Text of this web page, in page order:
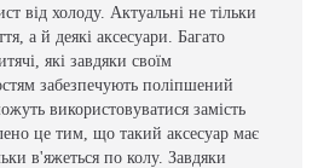
від холоду. Актуальні не тільки
а й деякі аксесуари. Багато
які завдяки своїм
забезпечують поліпшений
використовуватися замість
це тим, що такий аксесуар має
в'яжеться по колу. Завдяки